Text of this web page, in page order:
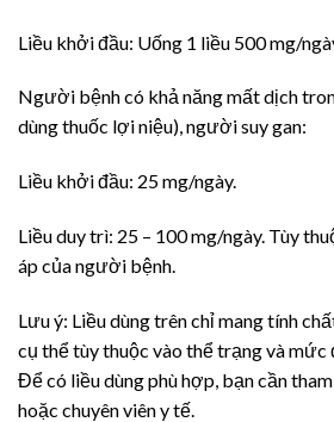
Liều khởi đầu: Uống 1 liều 500 mg/
Người bệnh có khả năng mất dịch
dùng thuốc lợi niệu), người suy gan:
Liều khởi đầu: 25 mg/ngày.
Liều duy trì: 25 – 100 mg/ngày. Tùy
áp của người bệnh.
Lưu ý: Liều dùng trên chỉ mang tính
cụ thể tùy thuộc vào thể trạng và mức
Để có liều dùng phù hợp, bạn cần
hoặc chuyên viên y tế.